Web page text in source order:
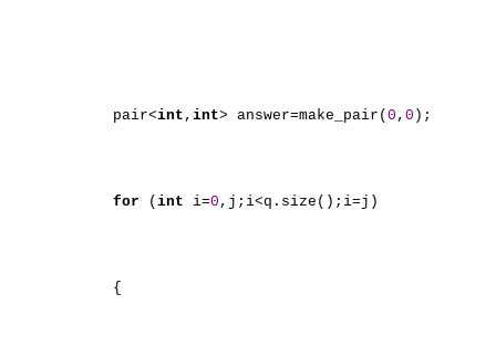
pair<int , int> answer=make_pair( 0 , 0 );
for ( int i=0 ,j;i<q.size();i=j)
{